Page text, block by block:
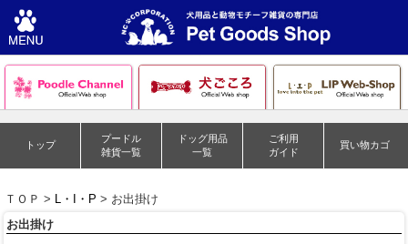
トップ
プードル
雑貨一覧
ドッグ用品
一覧
ご利用
ガイド
買い物カゴ
ＴＯＰ > L・I・P > お出掛け
お出掛け